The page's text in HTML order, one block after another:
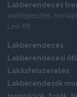
Lakberendezés
webfejlesztés,
Link Kft
Lakberendezés
Lakberendezési
Lakásfelszerelés
Lakberendezők